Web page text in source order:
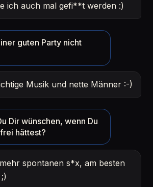
ich auch mal gefi**t werden :)
guten Party nicht
Musik und nette Männer :-)
Dir wünschen, wenn Du
hättest?
spontanen s*x, am besten